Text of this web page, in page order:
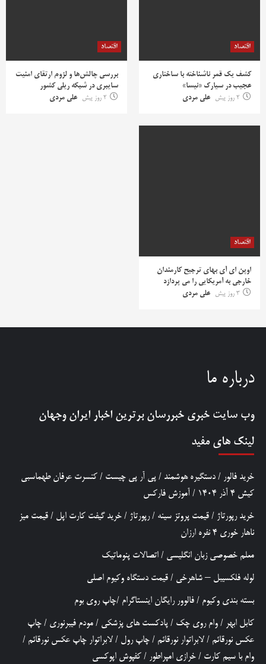
اقتصاد
کشف یک قمر ناشناخته با ساختاری
عجیب در سیارک «نیسا»
2 روز پیش
علی مردی
اقتصاد
بررسی چالش‌ها و لزوم ارتقای امنیت
سایبری در شبکه ریلی کشور
2 روز پیش
علی مردی
اقتصاد
اوپن ای آی بهای ترجیح کارمندان
خارجی به آمریکایی را می پردازد
3 روز پیش
علی مردی
درباره ما
وب سایت خبری خبررسان برترین اخبار ایران وجهان
لینک های مفید
خرید فالور / دستگیره هوشمند / پی آر پی چیست / کنسرت عرفان طهماسبی
کیش 4 آذر 1404
/ آموزش فارکس
خرید رپورتاژ / قیمت پروتز سینه /رپورتاژ / خرید گیفت کارت اپل / قیمت میز
ناهار خوری 4 نفره ارزان
معلم خصوصی زبان انگلیسی / اتصالات پنوماتیک
لوله فلکسیبل – شاهرخی / قیمت دستگاه وکیوم اصلی
بسته بندی وکیوم / فالوور رایگان اینستاگرام /چاپ روی بوم
کابل ابهر / وام روی چک / پادکست های پزشکی / مودم فیبرنوری / چاپ
عکس نورقائم / لابراتوار نورقائم / چاپ رول / لابراتوار چاپ عکس نورقائم /
وام با سیم کارت / خرازی امپراطور / کفپوش اپوکسی